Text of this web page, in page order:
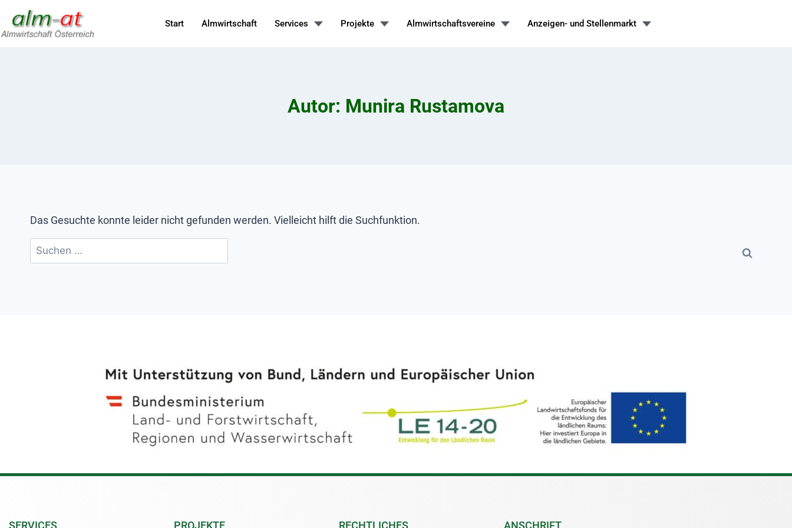
Start Almwirtschaft Services Projekte Almwirtschaftsvereine Anzeigen- und Stellenmarkt
Autor: Munira Rustamova
Das Gesuchte konnte leider nicht gefunden werden. Vielleicht hilft die Suchfunktion.
SERVICES PROJEKTE RECHTLICHES ANSCHRIFT